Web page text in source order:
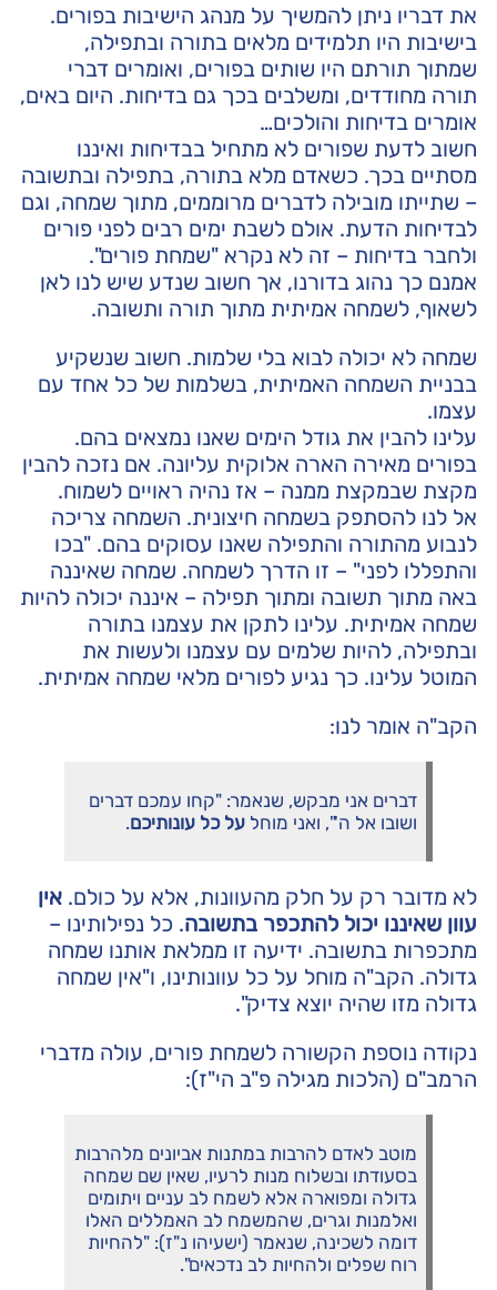
את דבריו ניתן להמשיך על מנהג הישיבות בפורים.
בישיבות היו תלמידים מלאים בתורה ובתפילה,
שמתוך תורתם היו שותים בפורים, ואומרים דברי
תורה מחודדים, ומשלבים בכך גם בדיחות. היום באים,
אומרים בדיחות והולכים…
חשוב לדעת שפורים לא מתחיל בבדיחות ואיננו
מסתיים בכך. כשאדם מלא בתורה, בתפילה ובתשובה
– שתייתו מובילה לדברים מרוממים, מתוך שמחה, וגם
לבדיחות הדעת. אולם לשבת ימים רבים לפני פורים
ולחבר בדיחות – זה לא נקרא "שמחת פורים".
אמנם כך נהוג בדורנו, אך חשוב שנדע שיש לנו לאן
לשאוף, לשמחה אמיתית מתוך תורה ותשובה.
שמחה לא יכולה לבוא בלי שלמות. חשוב שנשקיע
בבניית השמחה האמיתית, בשלמות של כל אחד עם
עצמו.
עלינו להבין את גודל הימים שאנו נמצאים בהם.
בפורים מאירה הארה אלוקית עליונה. אם נזכה להבין
מקצת שבמקצת ממנה – אז נהיה ראויים לשמוח.
אל לנו להסתפק בשמחה חיצונית. השמחה צריכה
לנבוע מהתורה והתפילה שאנו עסוקים בהם. "בכו
והתפללו לפני" – זו הדרך לשמחה. שמחה שאיננה
באה מתוך תשובה ומתוך תפילה – איננה יכולה להיות
שמחה אמיתית. עלינו לתקן את עצמנו בתורה
ובתפילה, להיות שלמים עם עצמנו ולעשות את
המוטל עלינו. כך נגיע לפורים מלאי שמחה אמיתית.
הקב"ה אומר לנו:
דברים אני מבקש, שנאמר: "קחו עמכם דברים
ושובו אל ה'", ואני מוחל על כל עונותיכם.
לא מדובר רק על חלק מהעוונות, אלא על כולם. אין
עוון שאיננו יכול להתכפר בתשובה. כל נפילותינו –
מתכפרות בתשובה. ידיעה זו ממלאת אותנו שמחה
גדולה. הקב"ה מוחל על כל עוונותינו, ו"אין שמחה
גדולה מזו שהיה יוצא צדיק".
נקודה נוספת הקשורה לשמחת פורים, עולה מדברי
הרמב"ם (הלכות מגילה פ"ב הי"ז):
מוטב לאדם להרבות במתנות אביונים מלהרבות
בסעודתו ובשלוח מנות לרעיו, שאין שם שמחה
גדולה ומפוארה אלא לשמח לב עניים ויתומים
ואלמנות וגרים, שהמשמח לב האמללים האלו
דומה לשכינה, שנאמר (ישעיהו נ"ז): "להחיות
רוח שפלים ולהחיות לב נדכאים".